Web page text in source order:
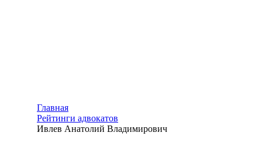
Главная
Рейтинги адвокатов
Ивлев Анатолий Владимирович